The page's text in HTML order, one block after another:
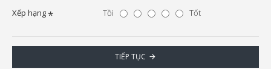
Xếp hạng
Tồi Tốt
TIẾP TỤC